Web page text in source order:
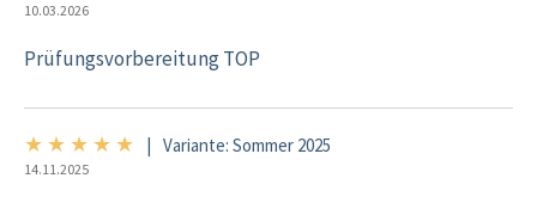
10.03.2026
Prüfungsvorbereitung TOP
★ ★ ★ ★ ★ 5/5 Variante: Sommer 2025
14.11.2025